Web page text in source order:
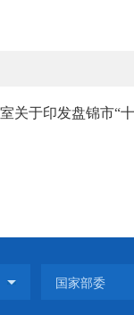
关于印发盘锦市“